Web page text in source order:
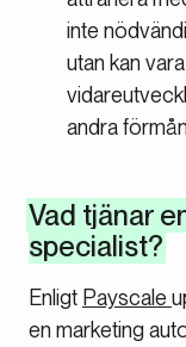
inte
utan kan
andra
Vad tjänar
specialist?
Enligt Payscale
en marketing